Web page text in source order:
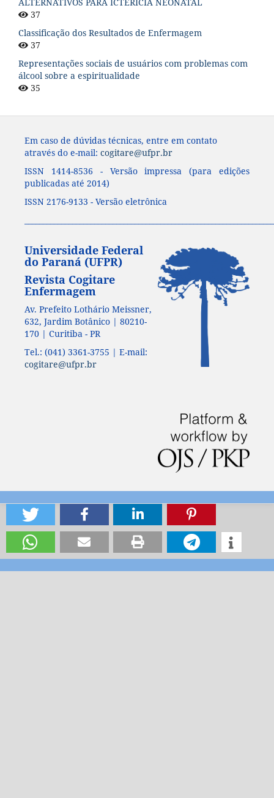
37
Classificação dos Resultados de Enfermagem
37
Representações sociais de usuários com problemas com
álcool sobre a espiritualidade
35
Em caso de dúvidas técnicas, entre em contato
através do e-mail: cogitare@ufpr.br
ISSN 1414-8536 - Versão impressa (para edições
publicadas até 2014)
ISSN 2176-9133 - Versão eletrônica
Universidade Federal
do Paraná (UFPR)
Revista Cogitare
Enfermagem
Av. Prefeito Lothário Meissner,
632, Jardim Botânico | 80210-
170 | Curitiba - PR
Tel.: (041) 3361-3755 | E-mail:
cogitare@ufpr.br